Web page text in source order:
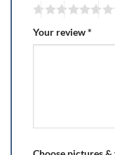
Your review*